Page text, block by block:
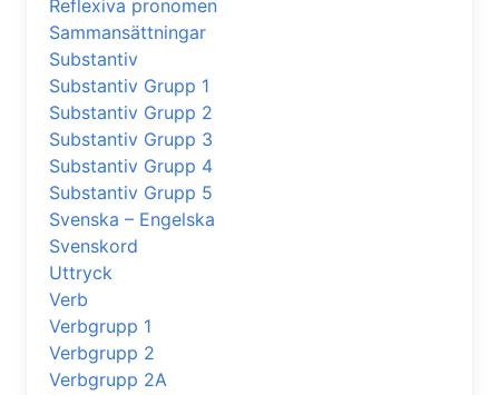
Reflexiva pronomen
Sammansättningar
Substantiv
Substantiv Grupp 1
Substantiv Grupp 2
Substantiv Grupp 3
Substantiv Grupp 4
Substantiv Grupp 5
Svenska – Engelska
Svenskord
Uttryck
Verb
Verbgrupp 1
Verbgrupp 2
Verbgrupp 2A